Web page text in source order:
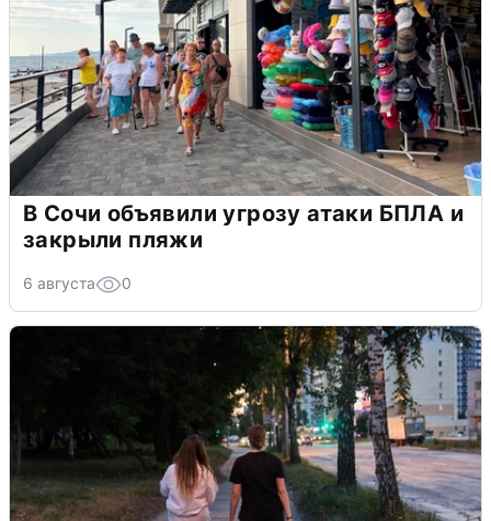
В Сочи объявили угрозу атаки БПЛА и
закрыли пляжи
6 августа 0